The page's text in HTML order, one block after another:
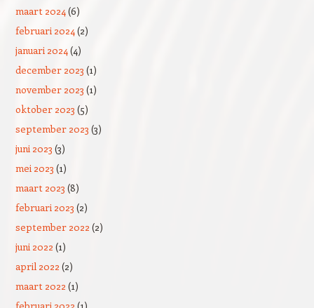
maart 2024(6)
februari 2024(2)
januari 2024(4)
december 2023 (1)
november 2023 (1)
oktober 2023 (5)
september 2023 (3)
juni 2023 (3)
mei 2023 (1)
maart 2023 (8)
februari 2023 (2)
september 2022 (2)
juni 2022 (1)
april 2022 (2)
maart 2022 (1)